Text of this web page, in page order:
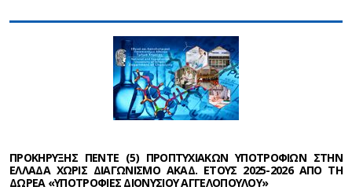
ΠΡΟΚΗΡΥΞΗΣ ΠΕΝΤΕ (5) ΠΡΟΠΤΥΧΙΑΚΩΝ ΥΠΟΤΡΟΦΙΩΝ ΣΤΗΝ
ΕΛΛΑΔΑ ΧΩΡΙΣ ΔΙΑΓΩΝΙΣΜΟ ΑΚΑΔ. ΕΤΟΥΣ 2025-2026 ΑΠΟ ΤΗ
ΔΩΡΕΑ «ΥΠΟΤΡΟΦΙΕΣ ΔΙΟΝΥΣΙΟΥ ΑΓΓΕΛΟΠΟΥΛΟΥ»